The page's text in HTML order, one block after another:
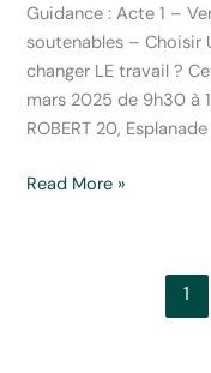
Guidance : Acte 1 –
soutenables – Choisir
changer LE travail ?
mars 2025 de 9h30 à
ROBERT 20,
Journée
Read More »
1